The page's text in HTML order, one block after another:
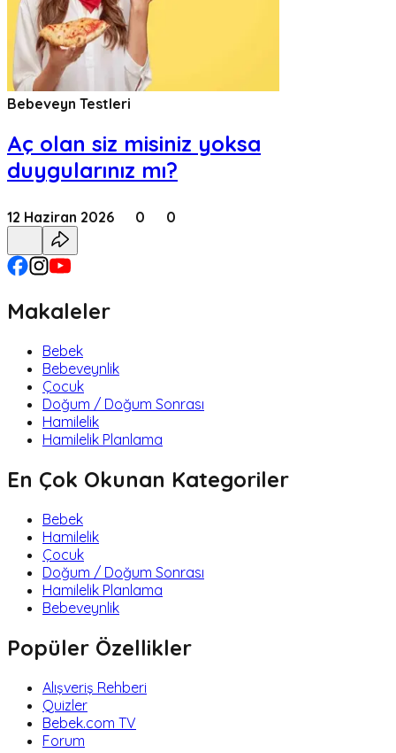
Bebeveyn Testleri
Aç olan siz misiniz yoksa
duygularınız mı?
12 Haziran 2026 0 0
Makaleler
Bebek
Bebeveynlik
Çocuk
Doğum / Doğum Sonrası
Hamilelik
Hamilelik Planlama
En Çok Okunan Kategoriler
Bebek
Hamilelik
Çocuk
Doğum / Doğum Sonrası
Hamilelik Planlama
Bebeveynlik
Popüler Özellikler
Alışveriş Rehberi
Quizler
Bebek.com TV
Forum